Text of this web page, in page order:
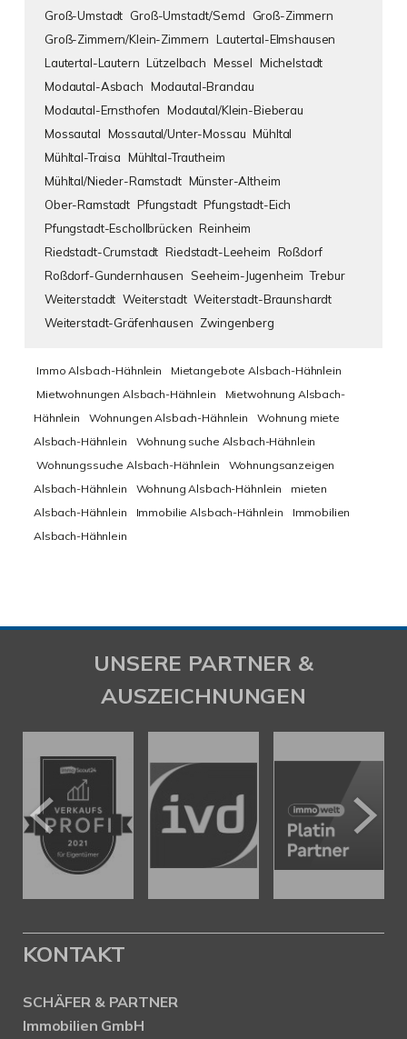
Groß-Umstadt Groß-Umstadt/Semd
Groß-Zimmern
Groß-Zimmern/Klein-Zimmern Lautertal-Elmshausen
Lautertal-Lautern Lützelbach Messel Michelstadt
Modautal-Asbach Modautal-Brandau
Modautal-Ernsthofen Modautal/Klein-Bieberau
Mossautal Mossautal/Unter-Mossau Mühltal
Mühltal-Traisa Mühltal-Trautheim
Mühltal/Nieder-Ramstadt Münster-Altheim
Ober-Ramstadt Pfungstadt Pfungstadt-Eich
Pfungstadt-Eschollbrücken Reinheim
Riedstadt-Crumstadt Riedstadt-Leeheim Roßdorf
Roßdorf-Gundernhausen Seeheim-Jugenheim Trebur
Weiterstaddt Weiterstadt Weiterstadt-Braunshardt
Weiterstadt-Gräfenhausen Zwingenberg
Immo Alsbach-Hähnlein
Mietangebote Alsbach-Hähnlein
Mietwohnungen Alsbach-Hähnlein
Mietwohnung Alsbach-
Hähnlein
Wohnungen Alsbach-Hähnlein
Wohnung miete
Alsbach-Hähnlein
Wohnung suche Alsbach-Hähnlein
Wohnungssuche Alsbach-Hähnlein
Wohnungsanzeigen
Alsbach-Hähnlein
Wohnung Alsbach-Hähnlein
mieten
Alsbach-Hähnlein
Immobilie Alsbach-Hähnlein
Immobilien
Alsbach-Hähnlein
UNSERE PARTNER &
AUSZEICHNUNGEN
KONTAKT
SCHÄFER & PARTNER
Immobilien GmbH